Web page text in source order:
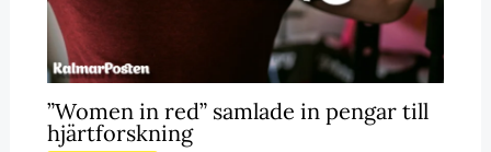
”Women in red” samlade in pengar till
hjärtforskning